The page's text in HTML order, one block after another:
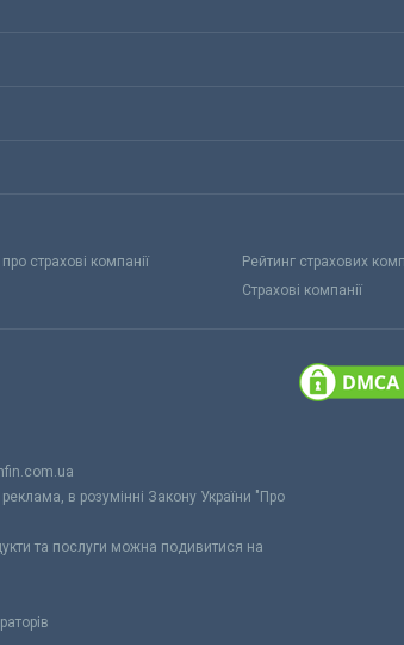
про страхові компанії
Рейтинг страхових
Страхові компанії
в розумінні Закону України "Про
та послуги можна подивитися на